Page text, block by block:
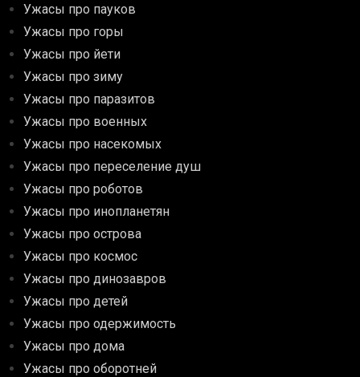
Ужасы про пауков
Ужасы про горы
Ужасы про йети
Ужасы про зиму
Ужасы про паразитов
Ужасы про военных
Ужасы про насекомых
Ужасы про переселение душ
Ужасы про роботов
Ужасы про инопланетян
Ужасы про острова
Ужасы про космос
Ужасы про динозавров
Ужасы про детей
Ужасы про одержимость
Ужасы про дома
Ужасы про оборотней